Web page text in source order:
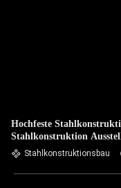
Hochfeste
Stahlkonstruktion
Stahlkonstruktionsbau